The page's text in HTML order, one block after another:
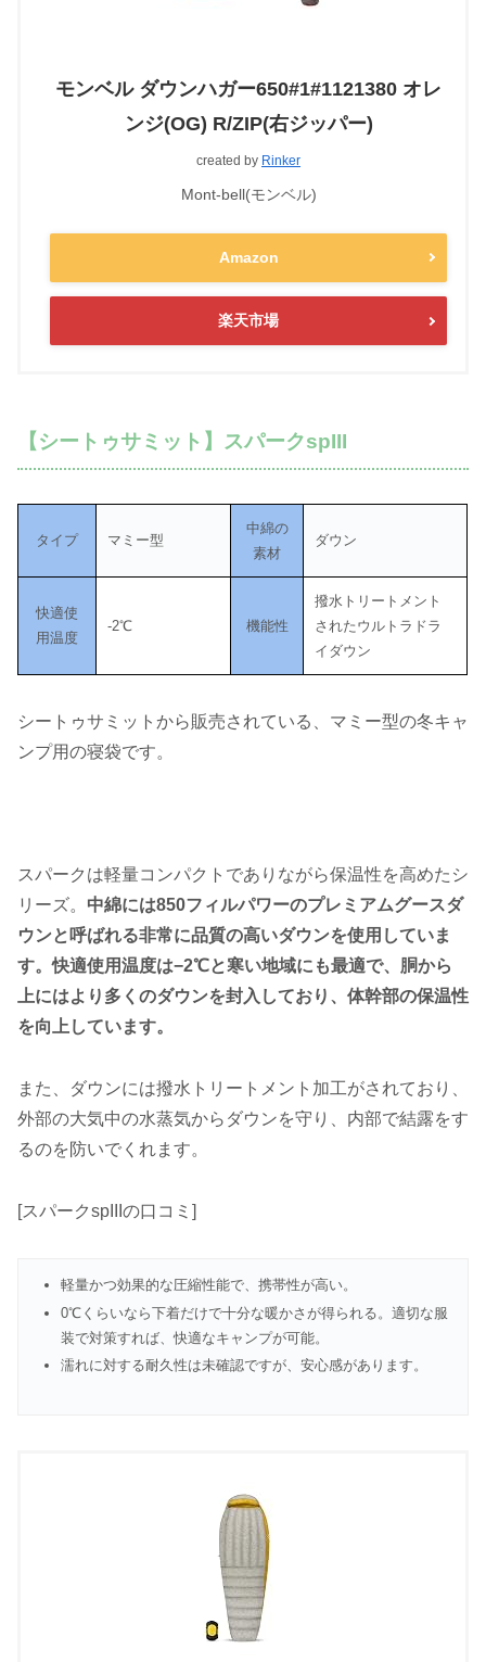
モンベル ダウンハガー650#1#1121380 オレ
ンジ(OG) R/ZIP(右ジッパー)
created by Rinker
Mont-bell(モンベル)
Amazon
楽天市場
【シートゥサミット】スパークspIII
タイプ マミー型
中綿の
素材
ダウン
快適使
用温度
-2℃ 機能性
撥水トリートメント
されたウルトラドラ
イダウン
シートゥサミットから販売されている、マミー型の冬キャ
ンプ用の寝袋です。
スパークは軽量コンパクトでありながら保温性を高めたシ
リーズ。 中綿には850フィルパワーのプレミアムグースダ
ウンと呼ばれる非常に品質の高いダウンを使用していま
す。快適使用温度は−2℃と寒い地域にも最適で、胴から
上にはより多くのダウンを封入しており、体幹部の保温性
を向上しています。
また、ダウンには撥水トリートメント加工がされており、
外部の大気中の水蒸気からダウンを守り、内部で結露をす
るのを防いでくれます。
[スパークspIIIの口コミ]
軽量かつ効果的な圧縮性能で、携帯性が高い。
0℃くらいなら下着だけで十分な暖かさが得られる。適切な服
装で対策すれば、快適なキャンプが可能。
濡れに対する耐久性は未確認ですが、安心感があります。